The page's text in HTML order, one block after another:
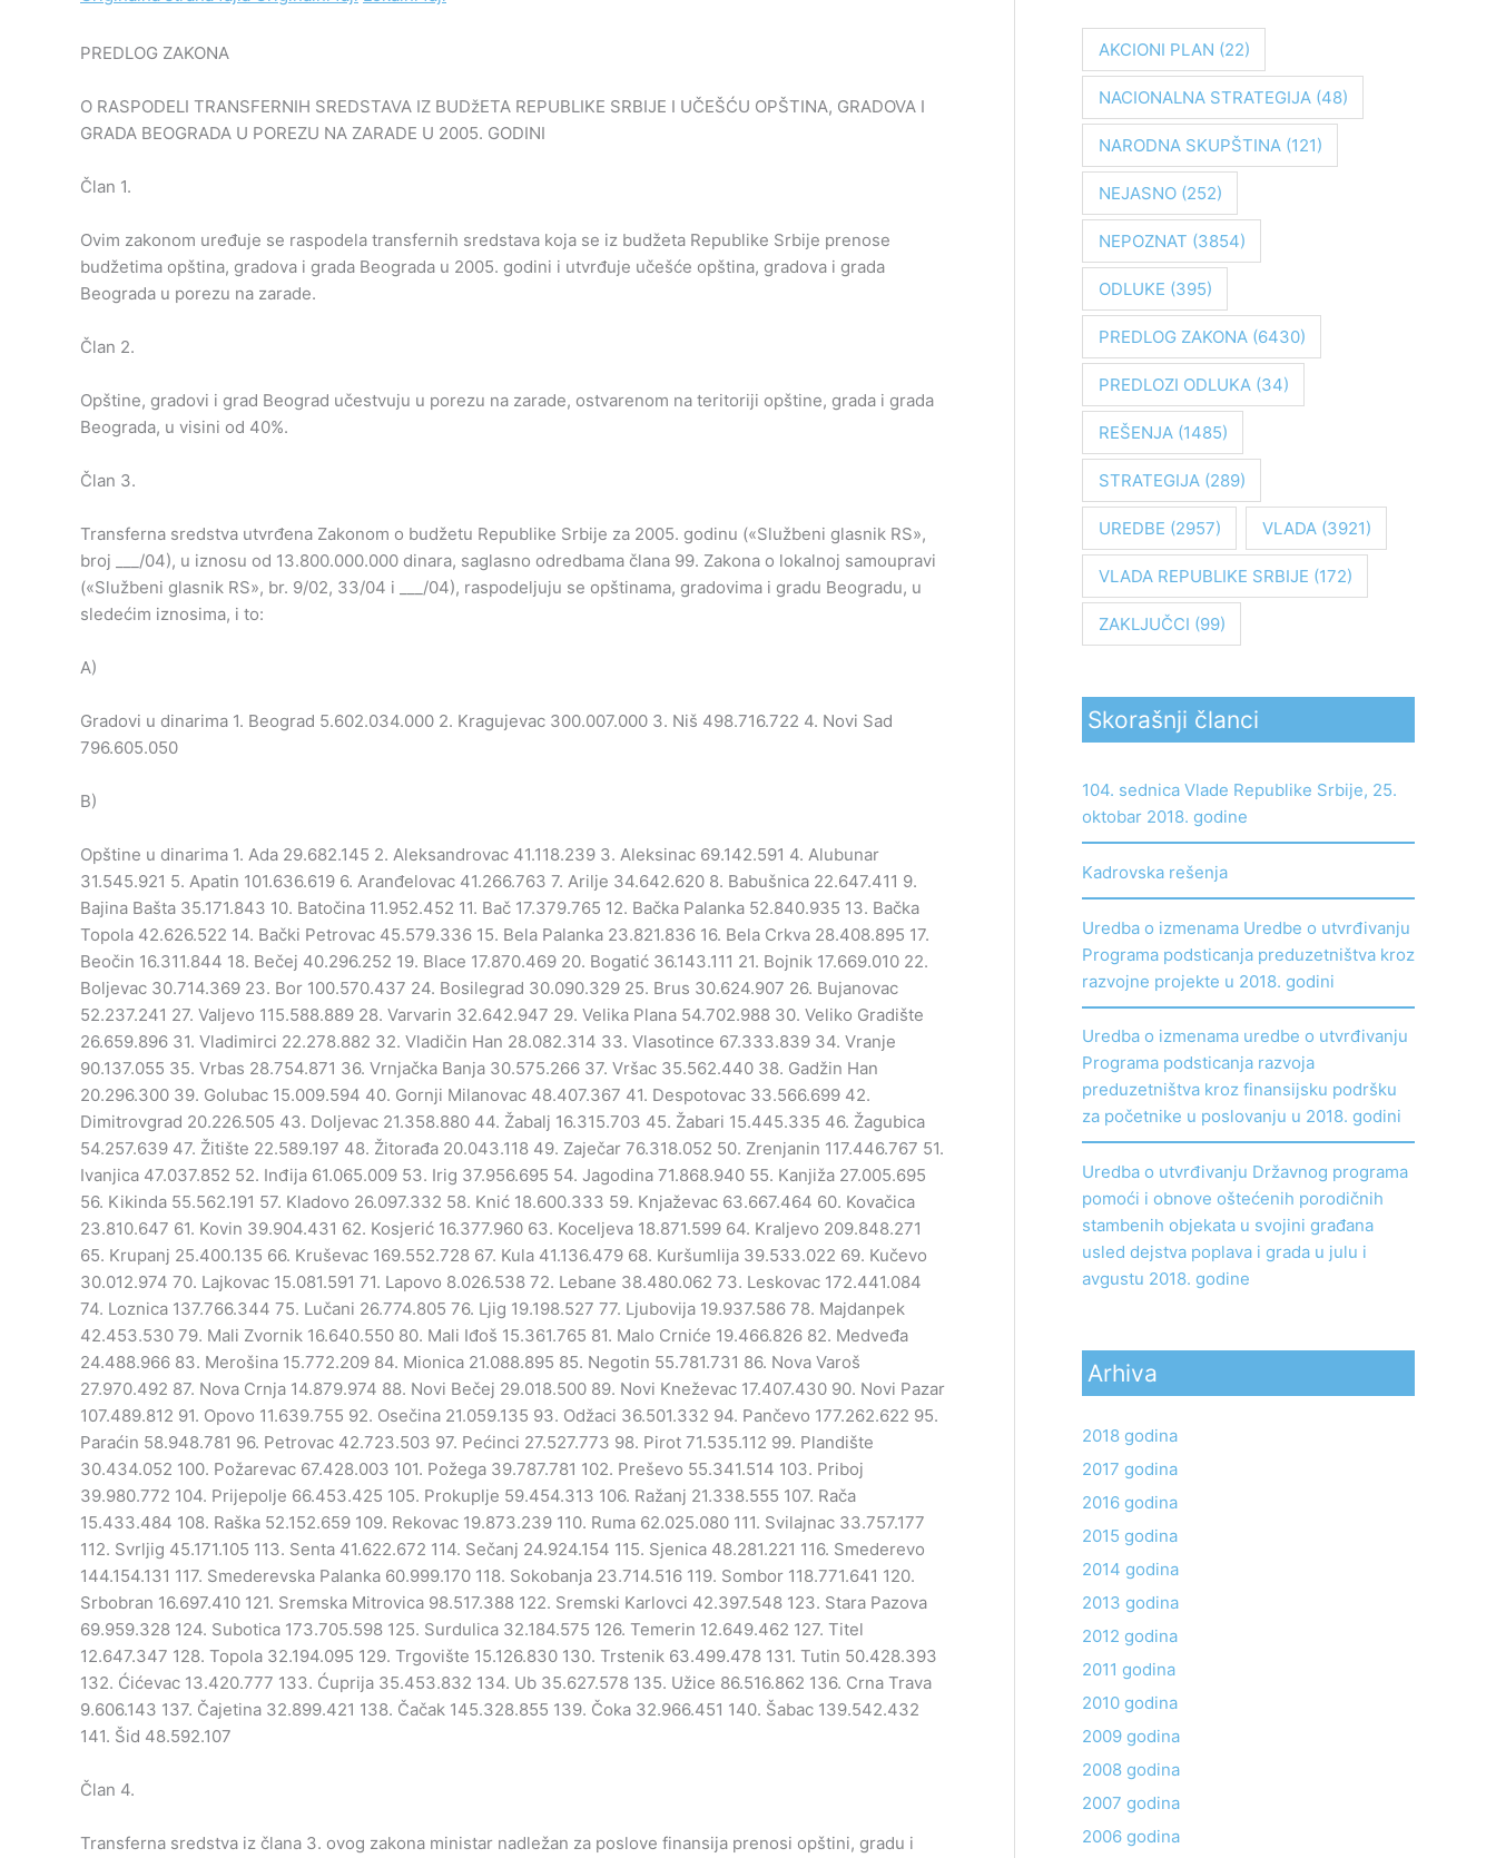
PREDLOG ZAKONA
O RASPODELI TRANSFERNIH SREDSTAVA IZ BUDžETA REPUBLIKE SRBIJE I UČEŠĆU OPŠTINA, GRADOVA I
GRADA BEOGRADA U POREZU NA ZARADE U 2005. GODINI
Član 1.
Ovim zakonom uređuje se raspodela transfernih sredstava koja se iz budžeta Republike Srbije prenose
budžetima opština, gradova i grada Beograda u 2005. godini i utvrđuje učešće opština, gradova i grada
Beograda u porezu na zarade.
Član 2.
Opštine, gradovi i grad Beograd učestvuju u porezu na zarade, ostvarenom na teritoriji opštine, grada i grada
Beograda, u visini od 40%.
Član 3.
Transferna sredstva utvrđena Zakonom o budžetu Republike Srbije za 2005. godinu («Službeni glasnik RS»,
broj ___/04), u iznosu od 13.800.000.000 dinara, saglasno odredbama člana 99. Zakona o lokalnoj samoupravi
(«Službeni glasnik RS», br. 9/02, 33/04 i ___/04), raspodeljuju se opštinama, gradovima i gradu Beogradu, u
sledećim iznosima, i to:
A)
Gradovi u dinarima 1. Beograd 5.602.034.000 2. Kragujevac 300.007.000 3. Niš 498.716.722 4. Novi Sad
796.605.050
B)
Opštine u dinarima 1. Ada 29.682.145 2. Aleksandrovac 41.118.239 3. Aleksinac 69.142.591 4. Alubunar
31.545.921 5. Apatin 101.636.619 6. Aranđelovac 41.266.763 7. Arilje 34.642.620 8. Babušnica 22.647.411 9.
Bajina Bašta 35.171.843 10. Batočina 11.952.452 11. Bač 17.379.765 12. Bačka Palanka 52.840.935 13. Bačka
Topola 42.626.522 14. Bački Petrovac 45.579.336 15. Bela Palanka 23.821.836 16. Bela Crkva 28.408.895 17.
Beočin 16.311.844 18. Bečej 40.296.252 19. Blace 17.870.469 20. Bogatić 36.143.111 21. Bojnik 17.669.010 22.
Boljevac 30.714.369 23. Bor 100.570.437 24. Bosilegrad 30.090.329 25. Brus 30.624.907 26. Bujanovac
52.237.241 27. Valjevo 115.588.889 28. Varvarin 32.642.947 29. Velika Plana 54.702.988 30. Veliko Gradište
26.659.896 31. Vladimirci 22.278.882 32. Vladičin Han 28.082.314 33. Vlasotince 67.333.839 34. Vranje
90.137.055 35. Vrbas 28.754.871 36. Vrnjačka Banja 30.575.266 37. Vršac 35.562.440 38. Gadžin Han
20.296.300 39. Golubac 15.009.594 40. Gornji Milanovac 48.407.367 41. Despotovac 33.566.699 42.
Dimitrovgrad 20.226.505 43. Doljevac 21.358.880 44. Žabalj 16.315.703 45. Žabari 15.445.335 46. Žagubica
54.257.639 47. Žitište 22.589.197 48. Žitorađa 20.043.118 49. Zaječar 76.318.052 50. Zrenjanin 117.446.767 51.
Ivanjica 47.037.852 52. Inđija 61.065.009 53. Irig 37.956.695 54. Jagodina 71.868.940 55. Kanjiža 27.005.695
56. Kikinda 55.562.191 57. Kladovo 26.097.332 58. Knić 18.600.333 59. Knjaževac 63.667.464 60. Kovačica
23.810.647 61. Kovin 39.904.431 62. Kosjerić 16.377.960 63. Koceljeva 18.871.599 64. Kraljevo 209.848.271
65. Krupanj 25.400.135 66. Kruševac 169.552.728 67. Kula 41.136.479 68. Kuršumlija 39.533.022 69. Kučevo
30.012.974 70. Lajkovac 15.081.591 71. Lapovo 8.026.538 72. Lebane 38.480.062 73. Leskovac 172.441.084
74. Loznica 137.766.344 75. Lučani 26.774.805 76. Ljig 19.198.527 77. Ljubovija 19.937.586 78. Majdanpek
42.453.530 79. Mali Zvornik 16.640.550 80. Mali Iđoš 15.361.765 81. Malo Crniće 19.466.826 82. Medveđa
24.488.966 83. Merošina 15.772.209 84. Mionica 21.088.895 85. Negotin 55.781.731 86. Nova Varoš
27.970.492 87. Nova Crnja 14.879.974 88. Novi Bečej 29.018.500 89. Novi Kneževac 17.407.430 90. Novi Pazar
107.489.812 91. Opovo 11.639.755 92. Osečina 21.059.135 93. Odžaci 36.501.332 94. Pančevo 177.262.622 95.
Paraćin 58.948.781 96. Petrovac 42.723.503 97. Pećinci 27.527.773 98. Pirot 71.535.112 99. Plandište
30.434.052 100. Požarevac 67.428.003 101. Požega 39.787.781 102. Preševo 55.341.514 103. Priboj
39.980.772 104. Prijepolje 66.453.425 105. Prokuplje 59.454.313 106. Ražanj 21.338.555 107. Rača
15.433.484 108. Raška 52.152.659 109. Rekovac 19.873.239 110. Ruma 62.025.080 111. Svilajnac 33.757.177
112. Svrljig 45.171.105 113. Senta 41.622.672 114. Sečanj 24.924.154 115. Sjenica 48.281.221 116. Smederevo
144.154.131 117. Smederevska Palanka 60.999.170 118. Sokobanja 23.714.516 119. Sombor 118.771.641 120.
Srbobran 16.697.410 121. Sremska Mitrovica 98.517.388 122. Sremski Karlovci 42.397.548 123. Stara Pazova
69.959.328 124. Subotica 173.705.598 125. Surdulica 32.184.575 126. Temerin 12.649.462 127. Titel
12.647.347 128. Topola 32.194.095 129. Trgovište 15.126.830 130. Trstenik 63.499.478 131. Tutin 50.428.393
132. Ćićevac 13.420.777 133. Ćuprija 35.453.832 134. Ub 35.627.578 135. Užice 86.516.862 136. Crna Trava
9.606.143 137. Čajetina 32.899.421 138. Čačak 145.328.855 139. Čoka 32.966.451 140. Šabac 139.542.432
141. Šid 48.592.107
Član 4.
Transferna sredstva iz člana 3. ovog zakona ministar nadležan za poslove finansija prenosi opštini, gradu i
g
a
:
AKCIONI PLAN (22)
NACIONALNA STRATEGIJA(48)
NARODNA SKUPŠTINA(121)
NEJASNO(252)
NEPOZNAT (3854)
ODLUKE (395)
PREDLOG ZAKONA(6430)
PREDLOZI ODLUKA(34)
REŠENJA(1485)
STRATEGIJA(289)
UREDBE (2957) VLADA(3921)
VLADA REPUBLIKE SRBIJE (172)
ZAKLJUČCI (99)
Skorašnji članci
104. sednica Vlade Republike Srbije, 25.
oktobar 2018. godine
Kadrovska rešenja
Uredba o izmenama Uredbe o utvrđivanju
Programa podsticanja preduzetništva kroz
razvojne projekte u 2018. godini
Uredba o izmenama uredbe o utvrđivanju
Programa podsticanja razvoja
preduzetništva kroz finansijsku podršku
za početnike u poslovanju u 2018. godini
Uredba o utvrđivanju Državnog programa
pomoći i obnove oštećenih porodičnih
stambenih objekata u svojini građana
usled dejstva poplava i grada u julu i
avgustu 2018. godine
Arhiva
2018 godina
2017 godina
2016 godina
2015 godina
2014 godina
2013 godina
2012 godina
2011 godina
2010 godina
2009 godina
2008 godina
2007 godina
2006 godina